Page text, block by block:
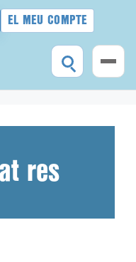
EL MEU COMPTE
res